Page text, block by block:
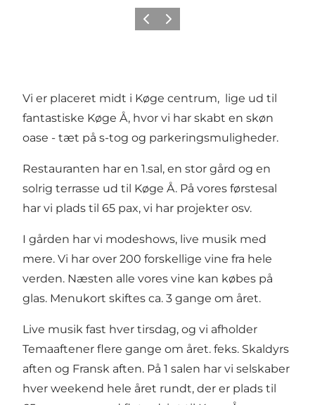
ForrigeNæste
Vi er placeret midt i Køge centrum, lige ud til
fantastiske Køge Å, hvor vi har skabt en skøn
oase - tæt på s-tog og parkeringsmuligheder.
Restauranten har en 1.sal, en stor gård og en
solrig terrasse ud til Køge Å. På vores førstesal
har vi plads til 65 pax, vi har projekter osv.
I gården har vi modeshows, live musik med
mere. Vi har over 200 forskellige vine fra hele
verden. Næsten alle vores vine kan købes på
glas. Menukort skiftes ca. 3 gange om året.
Live musik fast hver tirsdag, og vi afholder
Temaaftener flere gange om året. feks. Skaldyrs
aften og Fransk aften. På 1 salen har vi selskaber
hver weekend hele året rundt, der er plads til